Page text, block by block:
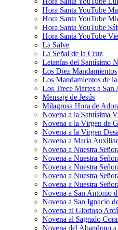
Hora Santa YouTube
Hora Santa YouTube
Hora Santa YouTube
Hora Santa YouTube
La Salve
La Señal de la Cruz
Letanías del Santísimo
Los Diez Mandamientos
Los Mandamientos de
Los Trece Martes a San
Mensaje de Jesús
Milagrosa Hora de
Novena a la Santísima
Novena a la Virgen de
Novena a la Virgen
Novena a María
Novena a Nuestra
Novena a Nuestra
Novena a Nuestra
Novena a Nuestra
Novena a Nuestra
Novena a San Antonio
Novena a San Ignacio
Novena al Glorioso
Novena al Sagrado
Novena del Abandono